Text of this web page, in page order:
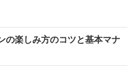
の楽しみ方のコツと基本マナ